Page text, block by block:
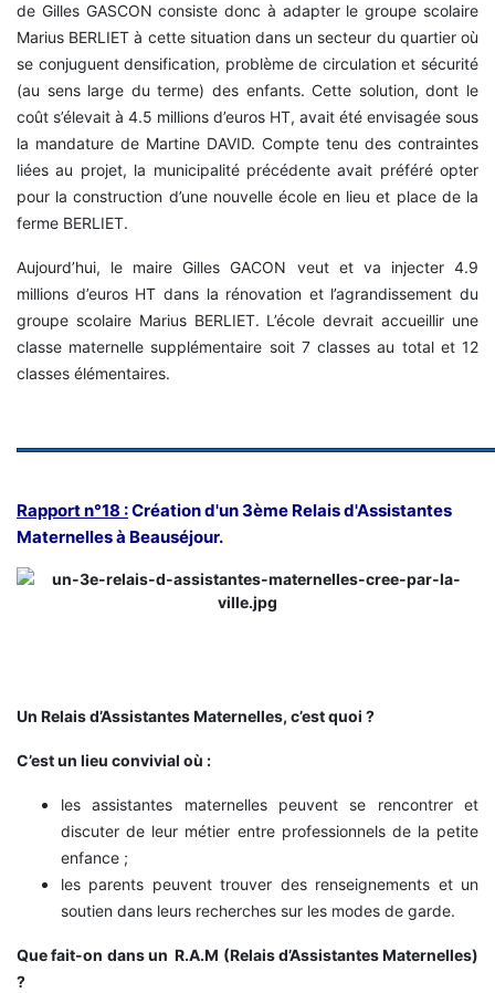
de Gilles GASCON consiste donc à adapter le groupe scolaire
Marius BERLIET à cette situation dans un secteur du quartier où
se conjuguent densification, problème de circulation et sécurité
(au sens large du terme) des enfants. Cette solution, dont le
coût s’élevait à 4.5 millions d’euros HT, avait été envisagée sous
la mandature de Martine DAVID. Compte tenu des contraintes
liées au projet, la municipalité précédente avait préféré opter
pour la construction d’une nouvelle école en lieu et place de la
ferme BERLIET.
Aujourd’hui, le maire Gilles GACON veut et va injecter 4.9
millions d’euros HT dans la rénovation et l’agrandissement du
groupe scolaire Marius BERLIET. L’école devrait accueillir une
classe maternelle supplémentaire soit 7 classes au total et 12
classes élémentaires.
Rapport n°18 :Création d'un 3ème Relais d'Assistantes
Maternelles à Beauséjour.
Un Relais d’Assistantes Maternelles, c’est quoi ?
C’est un lieu convivial où :
les assistantes maternelles peuvent se rencontrer et
discuter de leur métier entre professionnels de la petite
enfance ;
les parents peuvent trouver des renseignements et un
soutien dans leurs recherches sur les modes de garde.
Que fait-on dans un R.A.M (Relais d’Assistantes Maternelles)
?